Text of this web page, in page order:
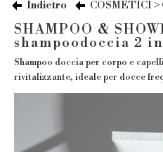
Indietro COSMETICI >
SHAMPOO &
shampoodoccia 2
Shampoo doccia per corpo e
rivitalizzante, ideale per docce